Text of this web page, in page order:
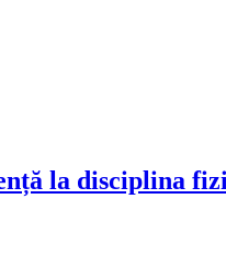
la disciplina